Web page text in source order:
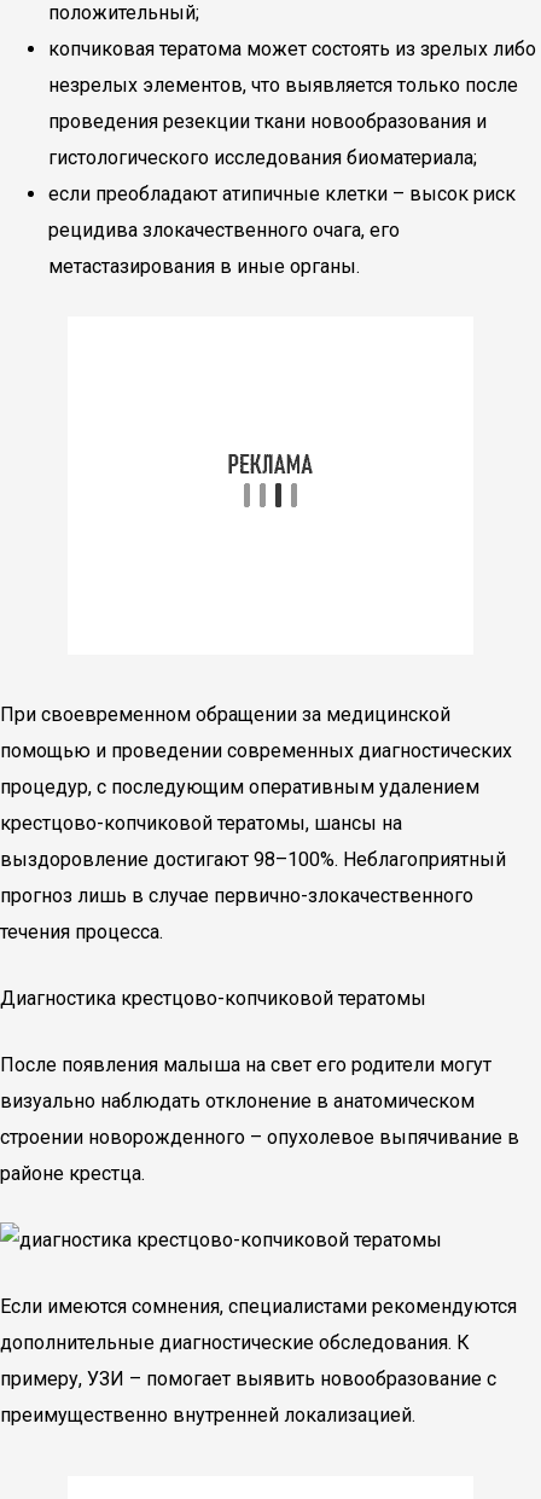
положительный;
копчиковая тератома может состоять из зрелых либо
незрелых элементов, что выявляется только после
проведения резекции ткани новообразования и
гистологического исследования биоматериала;
если преобладают атипичные клетки – высок риск
рецидива злокачественного очага, его
метастазирования в иные органы.
При своевременном обращении за медицинской
помощью и проведении современных диагностических
процедур, с последующим оперативным удалением
крестцово-копчиковой тератомы, шансы на
выздоровление достигают 98–100%. Неблагоприятный
прогноз лишь в случае первично-злокачественного
течения процесса.
Диагностика крестцово-копчиковой тератомы
После появления малыша на свет его родители могут
визуально наблюдать отклонение в анатомическом
строении новорожденного – опухолевое выпячивание в
районе крестца.
Если имеются сомнения, специалистами рекомендуются
дополнительные диагностические обследования. К
примеру, УЗИ – помогает выявить новообразование с
преимущественно внутренней локализацией.